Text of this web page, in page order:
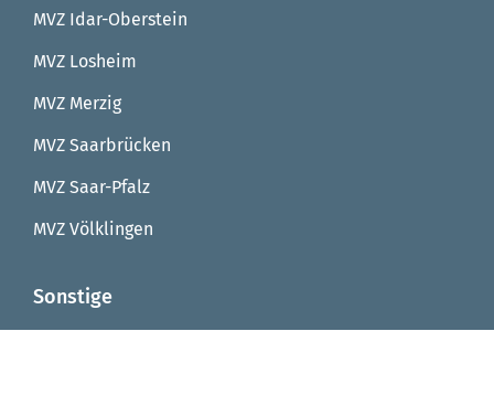
MVZ Idar-Oberstein
MVZ Losheim
MVZ Merzig
MVZ Saarbrücken
MVZ Saar-Pfalz
MVZ Völklingen
Sonstige